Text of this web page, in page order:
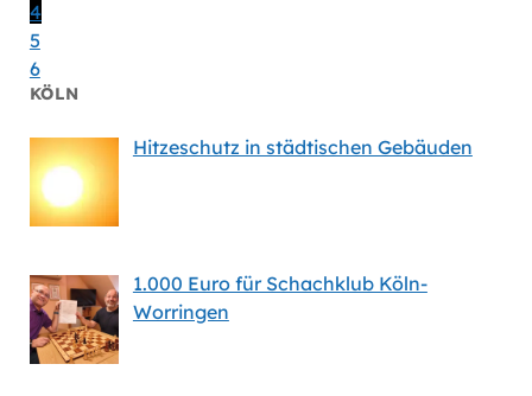
4
5
6
KÖLN
Hitzeschutz in städtischen Gebäuden
1.000 Euro für Schachklub Köln-
Worringen